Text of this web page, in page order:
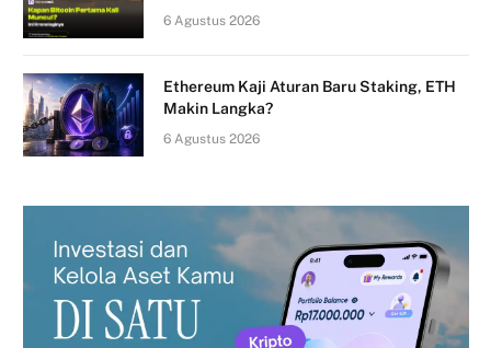
6 Agustus 2026
Ethereum Kaji Aturan Baru Staking, ETH
Makin Langka?
6 Agustus 2026